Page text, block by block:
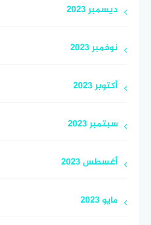
ديسمبر 2023
نوفمبر 2023
أكتوبر 2023
سبتمبر 2023
أغسطس 2023
مايو 2023